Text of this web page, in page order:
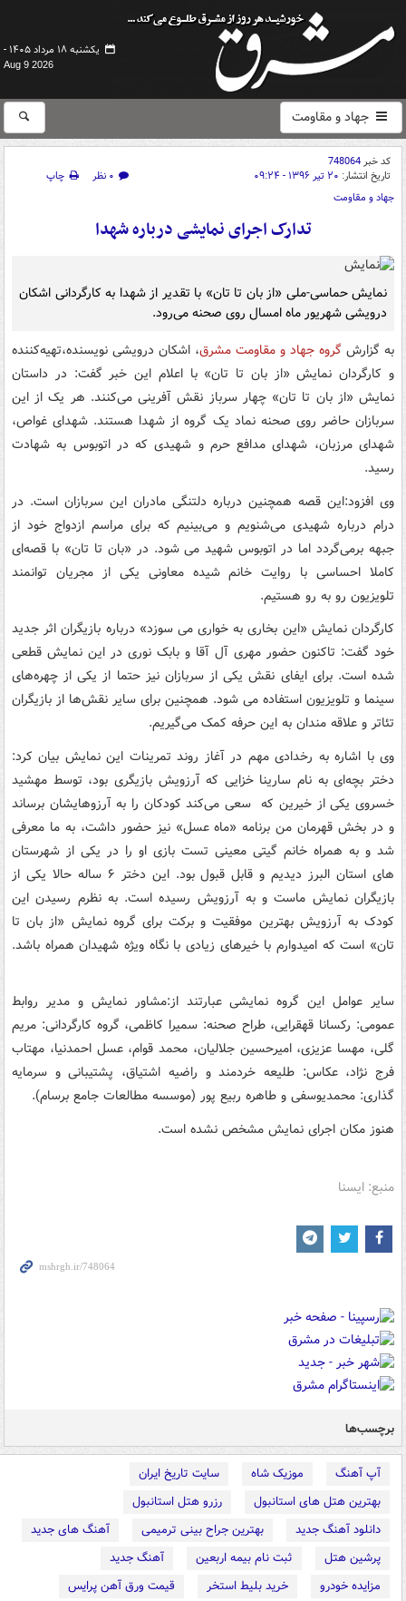
یکشنبه ۱۸ مرداد ۱۴۰۵ -
Aug 9 2026
جهاد و مقاومت
کد خبر748064
تاریخ انتشار: ۲۰ تیر ۱۳۹۶ - ۰۹:۲۴ ۰ نظر
چاپ
جهاد و مقاومت
تدارک اجرای نمایشی درباره‌ شهدا
نمایش حماسی-ملی «از بان تا تان» با تقدیر از شهدا به کارگردانی اشکان
درویشی شهریور ماه امسال روی صحنه می‌رود.
به گزارش گروه جهاد و مقاومت مشرق، اشکان‌ درویشی نویسنده،تهیه‌کننده
و کارگردان نمایش «از بان تا تان» با اعلام این خبر گفت: در داستان
نمایش «از بان تا تان» چهار سرباز نقش آفرینی می‌کنند. هر یک از این
سربازان حاضر روی صحنه نماد یک گروه از شهدا هستند. شهدای غواص،
شهدای مرزبان، شهدای مدافع حرم و شهیدی که در اتوبوس به شهادت
رسید.
وی افزود:این قصه همچنین درباره دلتنگی مادران این سربازان است. در
درام درباره شهیدی می‌شنویم و می‌بینیم که برای مراسم ازدواج خود از
جبهه برمی‌گردد اما در اتوبوس شهید می شود. در «بان تا تان» با قصه‌ای
کاملا احساسی با روایت خانم شیده معاونی یکی از مجریان توانمند
تلویزیون رو به رو هستیم.
کارگردان نمایش «این بخاری به خواری می سوزد» درباره بازیگران اثر جدید
خود گفت: تاکنون حضور مهری آل آقا و بابک نوری در این نمایش قطعی
شده است. برای ایفای نقش یکی از سربازان نیز حتما از یکی از چهره‌های
سینما و تلویزیون استفاده می شود. همچنین برای سایر نقش‌ها از بازیگران
تئاتر و علاقه مندان به این حرفه کمک می‌گیریم.
وی با اشاره به رخدادی مهم در آغاز روند تمرینات این نمایش بیان کرد:
دختر بچه‌ای به نام سارینا خزایی که آرزویش بازیگری بود، توسط مهشید
خسروی یکی از خیرین که سعی می‌کند کودکان را به آرزوهایشان برساند
و در بخش قهرمان من برنامه «ماه عسل» نیز حضور داشت، به ما معرفی
شد و به همراه خانم گیتی معینی تست بازی او را در یکی از شهرستان
های استان البرز دیدیم و قابل قبول بود. این دختر ۶ ساله حالا یکی از
بازیگران نمایش ماست و به آرزویش رسیده است. به نظرم رسیدن این
کودک به آرزویش بهترین موفقیت و برکت برای گروه نمایش «از بان تا
تان» است که امیدوارم با خیرهای زیادی با نگاه ویژه شهیدان همراه باشد.
سایر عوامل این گروه نمایشی عبارتند از:مشاور نمایش و مدیر روابط
عمومی: رکسانا قهقرایی، طراح صحنه: سمیرا کاظمی، گروه کارگردانی: مریم
گلی، مهسا عزیزی، امیرحسین جلالیان، محمد قوام، عسل احمدنیا، مهتاب
فرج نژاد، عکاس: طلیعه خردمند و راضیه اشتیاق، پشتیبانی و سرمایه
گذاری: محمدیوسفی و طاهره ربیع پور (موسسه مطالعات جامع برسام).
هنوز مکان اجرای نمایش مشخص نشده است.
منبع: ایسنا
برچسب‌ها
آپ آهنگ موزیک شاه
سایت تاریخ ایران
بهترین هتل های استانبول
رزرو هتل استانبول
دانلود آهنگ جدید
بهترین جراح بینی ترمیمی
آهنگ های جدید
پرشین هتل
ثبت نام بیمه اربعین
آهنگ جدید
مزایده خودرو
خرید بلیط استخر
قیمت ورق آهن پرایس